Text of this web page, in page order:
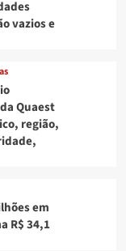
vazios e
Quaest
região,
em
R$ 34,1